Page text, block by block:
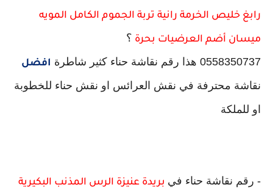
رابغ خليص الخرمة رانية تربة الجموم الكامل المويه
ميسان أضم العرضيات بحرة ؟
0558350737 هذا رقم نقاشة حناء كثير شاطرة
افضل
نقاشة محترفة في نقش العرائس او نقش حناء للخطوبة
او للملكة
- رقم نقاشة حناء في بريدة عنيزة الرس المذنب البكيرية